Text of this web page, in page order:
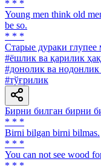
* * *
Young men think old
be so.
* * *
Старые дураки глупее
#ёшлик ва қарилик
#донолик ва нодонлик
#тўғрилик
Бирни билган бирни
* * *
Birni bilgan birni bilmas.
* * *
You can not see wood